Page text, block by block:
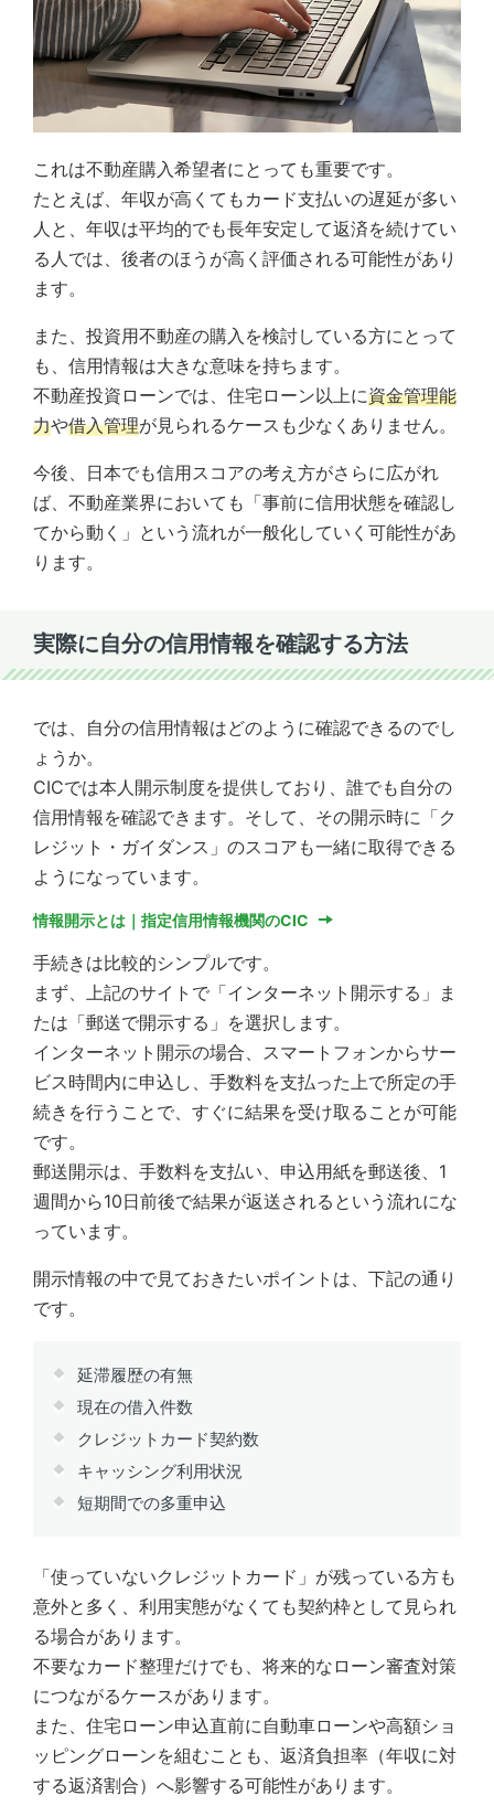
これは不動産購入希望者にとっても重要です。
たとえば、年収が高くてもカード支払いの遅延が多い
人と、年収は平均的でも長年安定して返済を続けてい
る人では、後者のほうが高く評価される可能性があり
ます。
また、投資用不動産の購入を検討している方にとって
も、信用情報は大きな意味を持ちます。
不動産投資ローンでは、住宅ローン以上に資金管理能
力や借入管理が見られるケースも少なくありません。
今後、日本でも信用スコアの考え方がさらに広がれ
ば、不動産業界においても「事前に信用状態を確認し
てから動く」という流れが一般化していく可能性があ
ります。
実際に自分の信用情報を確認する方法
では、自分の信用情報はどのように確認できるのでし
ょうか。
CICでは本人開示制度を提供しており、誰でも自分の
信用情報を確認できます。そして、その開示時に「ク
レジット・ガイダンス」のスコアも一緒に取得できる
ようになっています。
情報開示とは｜指定信用情報機関のCIC
手続きは比較的シンプルです。
まず、上記のサイトで「インターネット開示する」ま
たは「郵送で開示する」を選択します。
インターネット開示の場合、スマートフォンからサー
ビス時間内に申込し、手数料を支払った上で所定の手
続きを行うことで、すぐに結果を受け取ることが可能
です。
郵送開示は、手数料を支払い、申込用紙を郵送後、1
週間から10日前後で結果が返送されるという流れにな
っています。
開示情報の中で見ておきたいポイントは、下記の通り
です。
延滞履歴の有無
現在の借入件数
クレジットカード契約数
キャッシング利用状況
短期間での多重申込
「使っていないクレジットカード」が残っている方も
意外と多く、利用実態がなくても契約枠として見られ
る場合があります。
不要なカード整理だけでも、将来的なローン審査対策
につながるケースがあります。
また、住宅ローン申込直前に自動車ローンや高額ショ
ッピングローンを組むことも、返済負担率（年収に対
する返済割合）へ影響する可能性があります。